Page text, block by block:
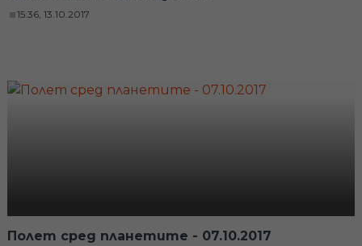
15:36, 13.10.2017
Полет сред планетите - 07.10.2017